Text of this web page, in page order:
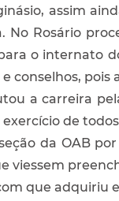
assim
No Rosário
o internato
conselhos, pois
a carreira
de
da OAB
viessem
que adquiriu